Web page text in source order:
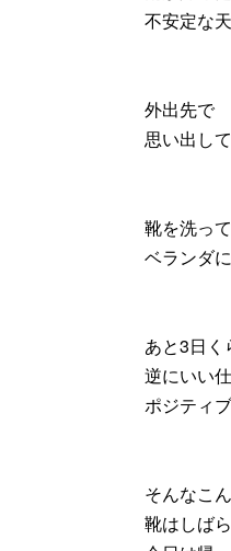
不安定な
外出先で
思い出し
靴を洗って
ベランダ
あと3日く
逆にいい
ポジティ
そんなこ
靴はしば